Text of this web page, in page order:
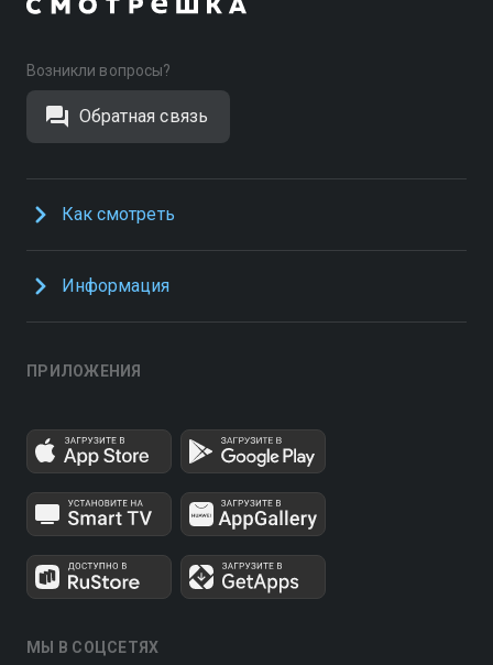
Возникли вопросы?
Обратная связь
Как смотреть
Информация
ПРИЛОЖЕНИЯ
МЫ В СОЦСЕТЯХ